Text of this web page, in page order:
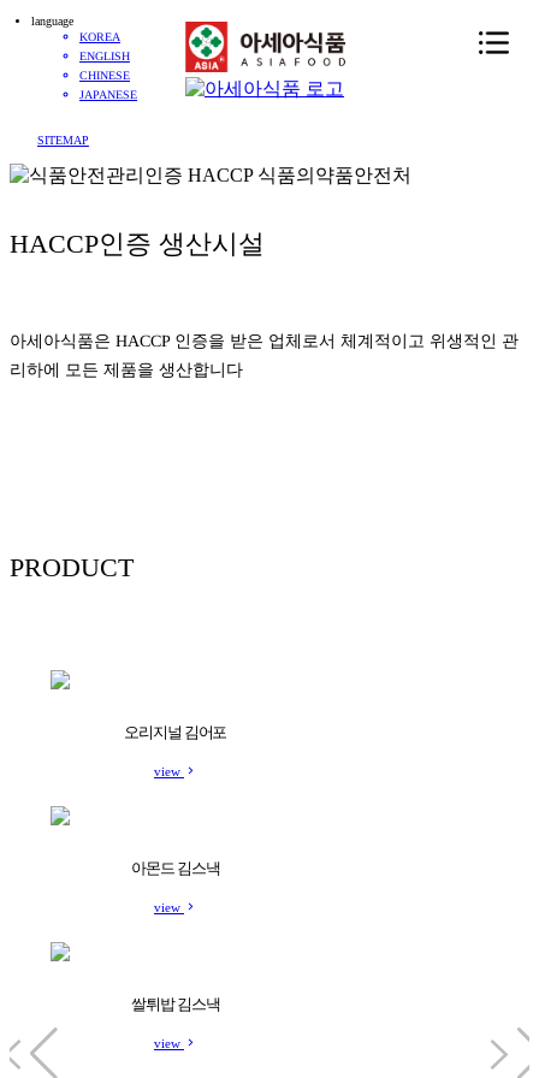
language
KOREA
ENGLISH
CHINESE
JAPANESE
SITEMAP
HACCP인증 생산시설
아세아식품은 HACCP 인증을 받은 업체로서 체계적이고 위생적인 관
리하에 모든 제품을 생산합니다
PRODUCT
오리지널 김어포
view
아몬드 김스낵
view
쌀튀밥 김스낵
view